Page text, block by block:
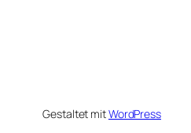
Gestaltet mitWordPress